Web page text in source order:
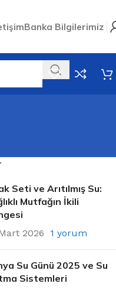
Banka Bilgilerimiz
Seti ve Arıtılmış Su:
Mutfağın İkili
2026 1 yorum
Su Günü 2025 ve Su
Sistemleri